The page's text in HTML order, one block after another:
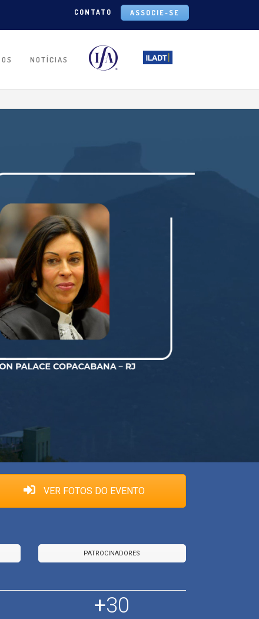
CONTATO ASSOCIE-SE
NOTÍCIAS
VER FOTOS DO EVENTO
PATROCINADORES
+30